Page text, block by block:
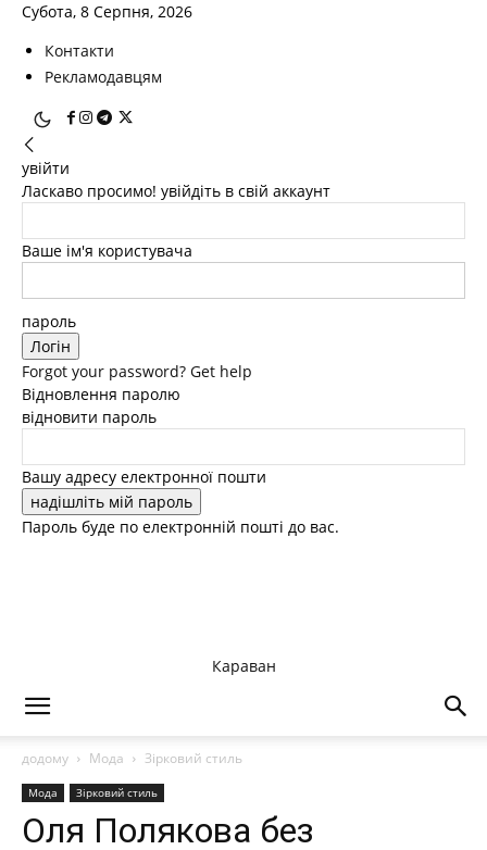
Субота, 8 Серпня, 2026
Контакти
Рекламодавцям
увійти
Ласкаво просимо! увійдіть в свій аккаунт
Ваше ім'я користувача
пароль
Forgot your password? Get help
Відновлення паролю
відновити пароль
Вашу адресу електронної пошти
Пароль буде по електронній пошті до вас.
Караван
додому Мода Зірковий стиль
Мода Зірковий стиль
Оля Полякова без